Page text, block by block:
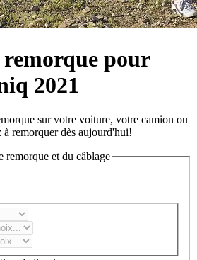
pour
2021
sur votre voiture, votre camion ou
remorquer dès aujourd'hui!
remorque et du câblage